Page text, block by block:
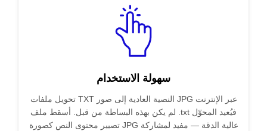
سهولة الاستخدام
تحويل ملفات TXT النصية العادية إلى صور JPG عبر الإنترنت
لم يكن بهذه البساطة من قبل. أسقط ملف .txt فيُعيد المحوّل
تصيير محتوى النص كصورة JPG عالية الدقة — مفيد لمشاركة